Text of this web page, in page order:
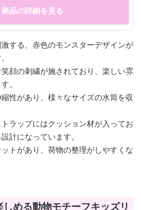
商品の詳細を見る
する、赤色のモンスターデザインが
顔の刺繍が施されており、楽しい雰
。
性があり、様々なサイズの水筒を収
ラップにはクッション材が入ってお
計になっています。
トがあり、荷物の整理がしやすくな
める動物モチーフキッズリ